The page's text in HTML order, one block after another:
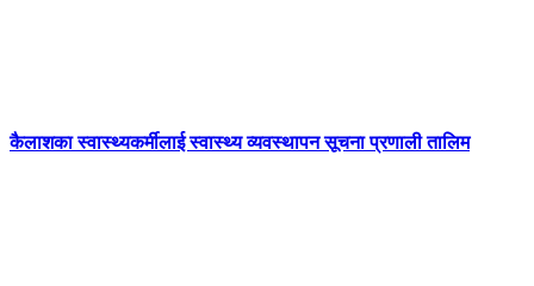
कैलाशका स्वास्थ्यकर्मीलाई स्वास्थ्य व्यवस्थापन सूचना प्रणाली तालिम